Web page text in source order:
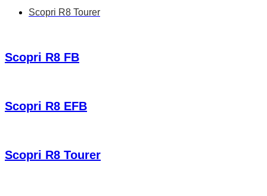
Scopri R8 Tourer
Scopri R8 FB
Scopri R8 EFB
Scopri R8 Tourer